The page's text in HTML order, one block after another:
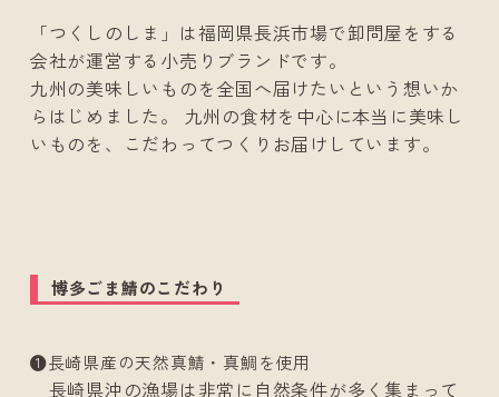
「つくしのしま」は福岡県長浜市場で卸問屋をする
会社が運営する小売りブランドです。
九州の美味しいものを全国へ届けたいという想いか
らはじめました。 九州の食材を中心に本当に美味し
いものを、こだわってつくりお届けしています。
博多ごま鯖のこだわり
❶長崎県産の天然真鯖・真鯛を使用
長崎県沖の漁場は非常に自然条件が多く集まって